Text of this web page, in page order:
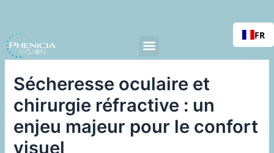
contenu
FR
Sécheresse oculaire et
chirurgie réfractive : un
enjeu majeur pour le confort
visuel
articles